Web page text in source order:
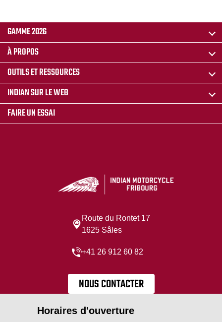
GAMME 2026
À PROPOS
OUTILS ET RESSOURCES
INDIAN SUR LE WEB
FAIRE UN ESSAI
Route du Rontet 17
1625 Sâles
+41 26 912 60 82
NOUS CONTACTER
Horaires d'ouverture